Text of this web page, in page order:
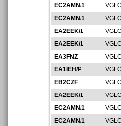
EC2AMN/1
EC2AMN/1
EA2EEK/1
EA2EEK/1
EA3FNZ
EA1IEH/P
EB2CZF
EA2EEK/1
EC2AMN/1
EC2AMN/1